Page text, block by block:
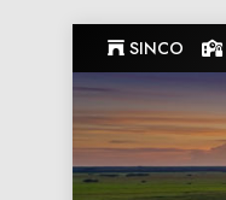
to
content
SINCO